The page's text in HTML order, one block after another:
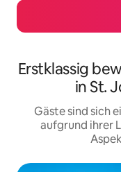
Erstklassig
in St.
Gäste sind sich
aufgrund ihrer